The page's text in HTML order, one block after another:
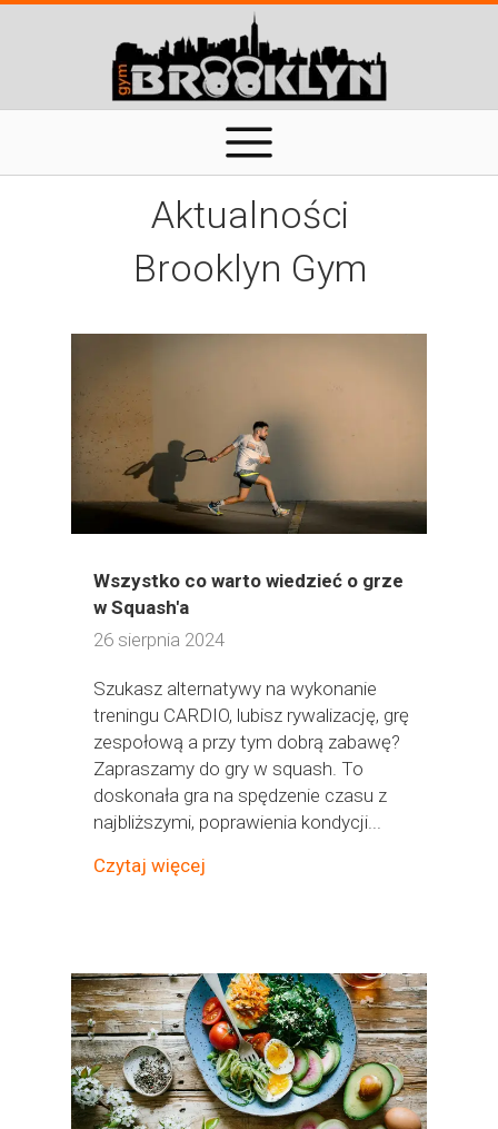
Aktualności
Brooklyn Gym
Wszystko co warto wiedzieć o grze
w Squash'a
26 sierpnia 2024
Szukasz alternatywy na wykonanie
treningu CARDIO, lubisz rywalizację, grę
zespołową a przy tym dobrą zabawę?
Zapraszamy do gry w squash. To
doskonała gra na spędzenie czasu z
najbliższymi, poprawienia kondycji...
Czytaj więcej